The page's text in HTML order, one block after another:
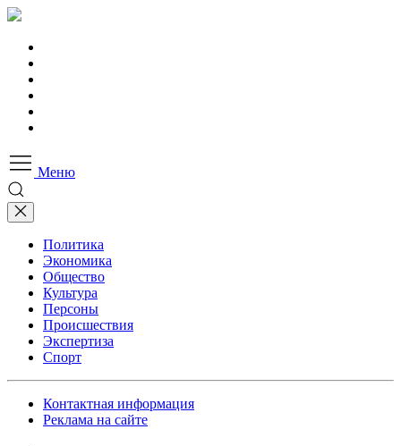
Меню
Политика
Экономика
Общество
Культура
Персоны
Происшествия
Экспертиза
Спорт
Контактная информация
Реклама на сайте